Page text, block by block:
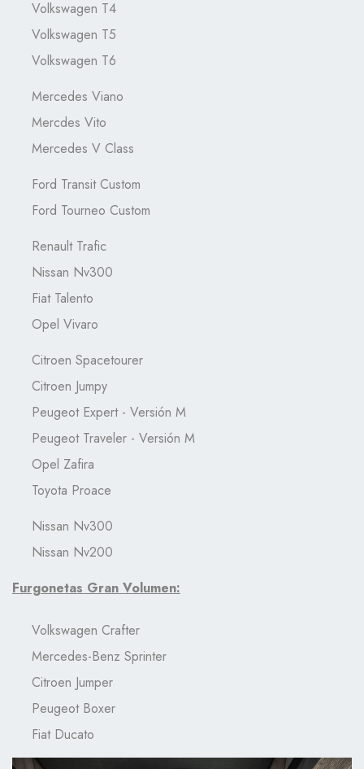
Volkswagen T4
Volkswagen T5
Volkswagen T6
Mercedes Viano
Mercdes Vito
Mercedes V Class
Ford Transit Custom
Ford Tourneo Custom
Renault Trafic
Nissan Nv300
Fiat Talento
Opel Vivaro
Citroen Spacetourer
Citroen Jumpy
Peugeot Expert - Versión M
Peugeot Traveler - Versión M
Opel Zafira
Toyota Proace
Nissan Nv300
Nissan Nv200
Furgonetas Gran Volumen:
Volkswagen Crafter
Mercedes-Benz Sprinter
Citroen Jumper
Peugeot Boxer
Fiat Ducato